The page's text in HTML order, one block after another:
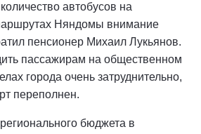
автобусов на
Няндомы внимание
пенсионер Михаил Лукьянов.
пассажирам на общественном
города очень затруднительно,
переполнен.
бюджета в